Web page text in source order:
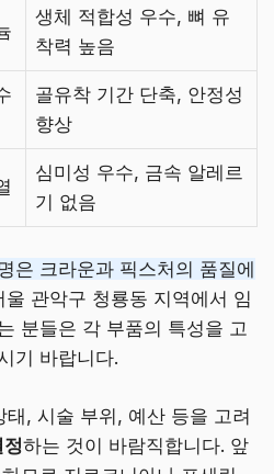
생체 적합성 우수, 뼈 유
착력 높음
골유착 기간 단축, 안정성
향상
심미성 우수, 금속 알레르
기 없음
은 크라운과 픽스처의 품질에
울 관악구 청룡동 지역에서 임
분들은 각 부품의 특성을 고
기 바랍니다.
, 시술 부위, 예산 등을 고려
하는 것이 바람직합니다. 앞